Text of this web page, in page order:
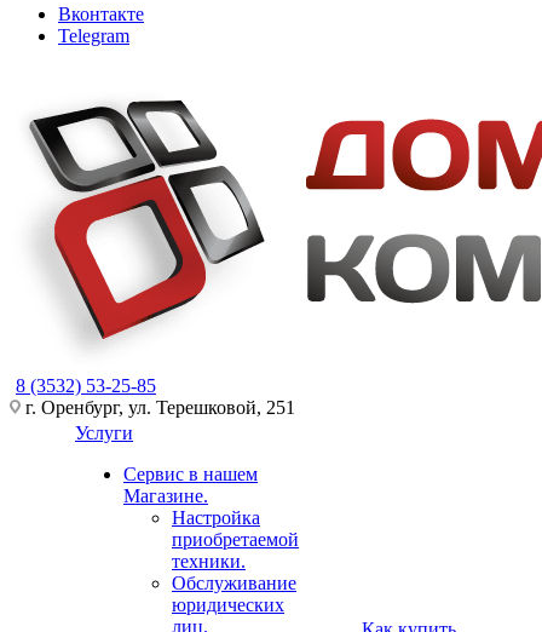
Вконтакте
Telegram
8 (3532) 53-25-85
г. Оренбург, ул. Терешковой, 251
Услуги
Сервис в нашем
Магазине.
Настройка
приобретаемой
техники.
Обслуживание
юридических
лиц.